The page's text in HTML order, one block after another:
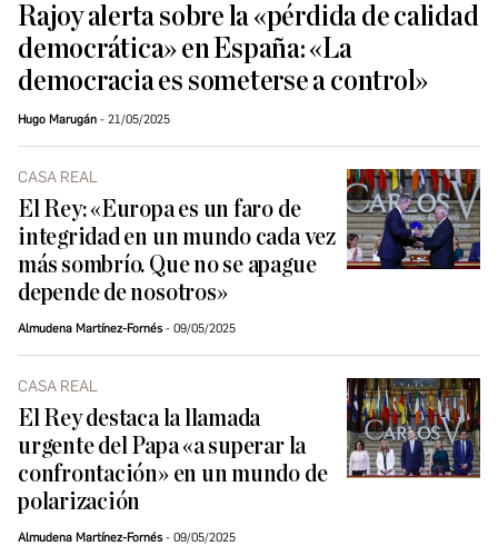
Rajoy alerta sobre la «pérdida de calidad
democrática» en España: «La
democracia es someterse a control»
Hugo Marugán 21/05/2025
CASA REAL
El Rey: «Europa es un faro de
integridad en un mundo cada vez
más sombrío. Que no se apague
depende de nosotros»
Almudena Martínez-Fornés 09/05/2025
CASA REAL
El Rey destaca la llamada
urgente del Papa «a superar la
confrontación» en un mundo de
polarización
Almudena Martínez-Fornés 09/05/2025